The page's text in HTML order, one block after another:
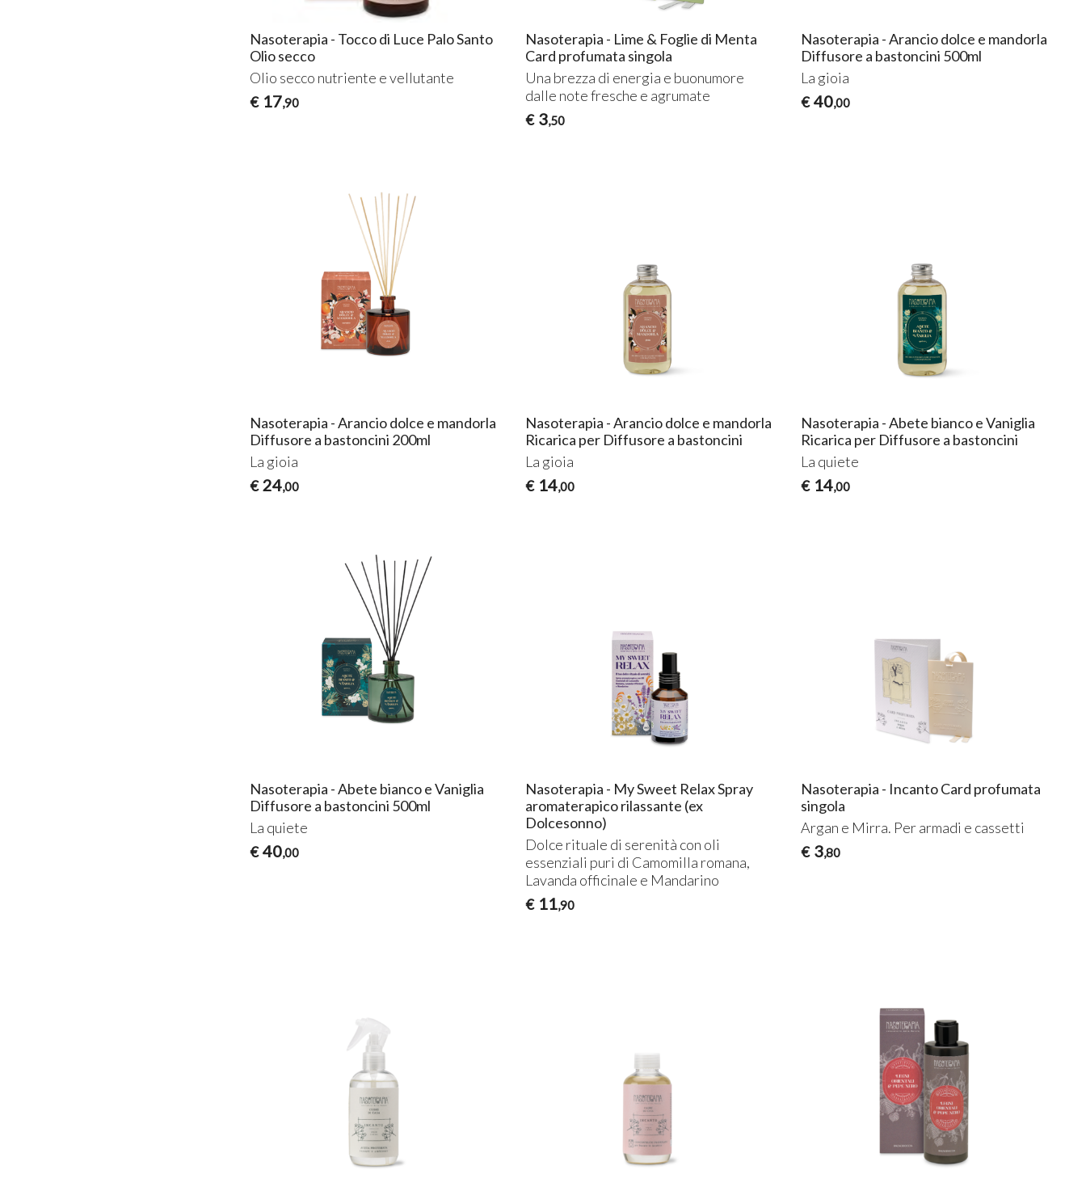
Nasoterapia - Tocco di Luce Palo Santo
Olio secco
Olio secco nutriente e vellutante
€ 17,90
Nasoterapia - Lime & Foglie di Menta
Card profumata singola
Una brezza di energia e buonumore
dalle note fresche e agrumate
€ 3,50
Nasoterapia - Arancio dolce e mandorla
Diffusore a bastoncini 500ml
La gioia
€ 40,00
Nasoterapia - Arancio dolce e mandorla
Diffusore a bastoncini 200ml
La gioia
€ 24,00
Nasoterapia - Arancio dolce e mandorla
Ricarica per Diffusore a bastoncini
La gioia
€ 14,00
Nasoterapia - Abete bianco e Vaniglia
Ricarica per Diffusore a bastoncini
La quiete
€ 14,00
Nasoterapia - Abete bianco e Vaniglia
Diffusore a bastoncini 500ml
La quiete
€ 40,00
Nasoterapia - My Sweet Relax Spray
aromaterapico rilassante (ex
Dolcesonno)
Dolce rituale di serenità con oli
essenziali puri di Camomilla romana,
Lavanda officinale e Mandarino
€ 11,90
Nasoterapia - Incanto Card profumata
singola
Argan e Mirra. Per armadi e cassetti
€ 3,80